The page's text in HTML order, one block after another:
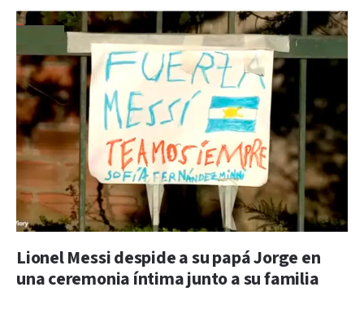
Lionel Messi despide a su papá Jorge en
una ceremonia íntima junto a su familia